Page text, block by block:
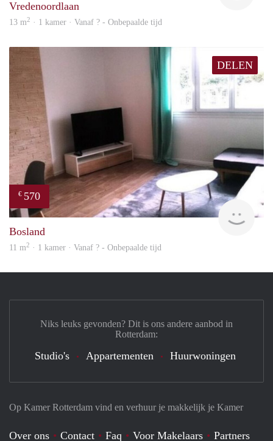
Vredenoordlaan
13 m2 · 1 kamer · Vanaf ? - Onbepaalde tijd
DELEN
€ 570
Bosland
11 m2 · 1 kamer · Vanaf ? - Onbepaalde tijd
Op Kamer Rotterdam vind en verhuur je makkelijk je Kamer
Over ons Contact Faq Voor Makelaars Partners
Niks leuks gevonden? Dit is ons andere aanbod in
Rotterdam:
Studio's Appartementen Huurwoningen